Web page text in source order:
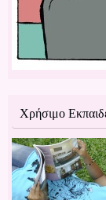
Χρήσιμο